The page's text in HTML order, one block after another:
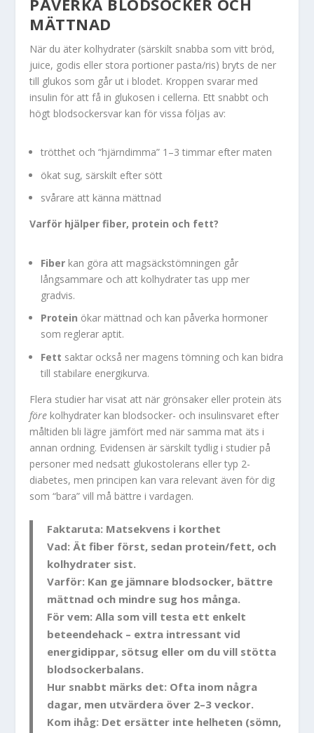
MÄTTNAD
När du äter kolhydrater (särskilt snabba som vitt bröd,
juice, godis eller stora portioner pasta/ris) bryts de ner
till glukos som går ut i blodet. Kroppen svarar med
insulin för att få in glukosen i cellerna. Ett snabbt och
högt blodsockersvar kan för vissa följas av:
trötthet och “hjärndimma” 1–3 timmar efter maten
ökat sug, särskilt efter sött
svårare att känna mättnad
Varför hjälper fiber, protein och fett?
Fiber kan göra att magsäckstömningen går
långsammare och att kolhydrater tas upp mer
gradvis.
Protein ökar mättnad och kan påverka hormoner
som reglerar aptit.
Fett saktar också ner magens tömning och kan bidra
till stabilare energikurva.
Flera studier har visat att när grönsaker eller protein äts
före kolhydrater kan blodsocker- och insulinsvaret efter
måltiden bli lägre jämfört med när samma mat äts i
annan ordning. Evidensen är särskilt tydlig i studier på
personer med nedsatt glukostolerans eller typ 2-
diabetes, men principen kan vara relevant även för dig
som “bara” vill må bättre i vardagen.
Faktaruta: Matsekvens i korthet
Vad: Ät fiber först, sedan protein/fett, och
kolhydrater sist.
Varför: Kan ge jämnare blodsocker, bättre
mättnad och mindre sug hos många.
För vem: Alla som vill testa ett enkelt
beteendehack – extra intressant vid
energidippar, sötsug eller om du vill stötta
blodsockerbalans.
Hur snabbt märks det: Ofta inom några
dagar, men utvärdera över 2–3 veckor.
Kom ihåg: Det ersätter inte helheten (sömn,